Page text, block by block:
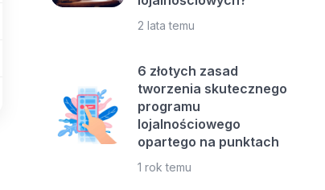
2 lata temu
6 złotych zasad
tworzenia skutecznego
programu
lojalnościowego
opartego na punktach
1 rok temu